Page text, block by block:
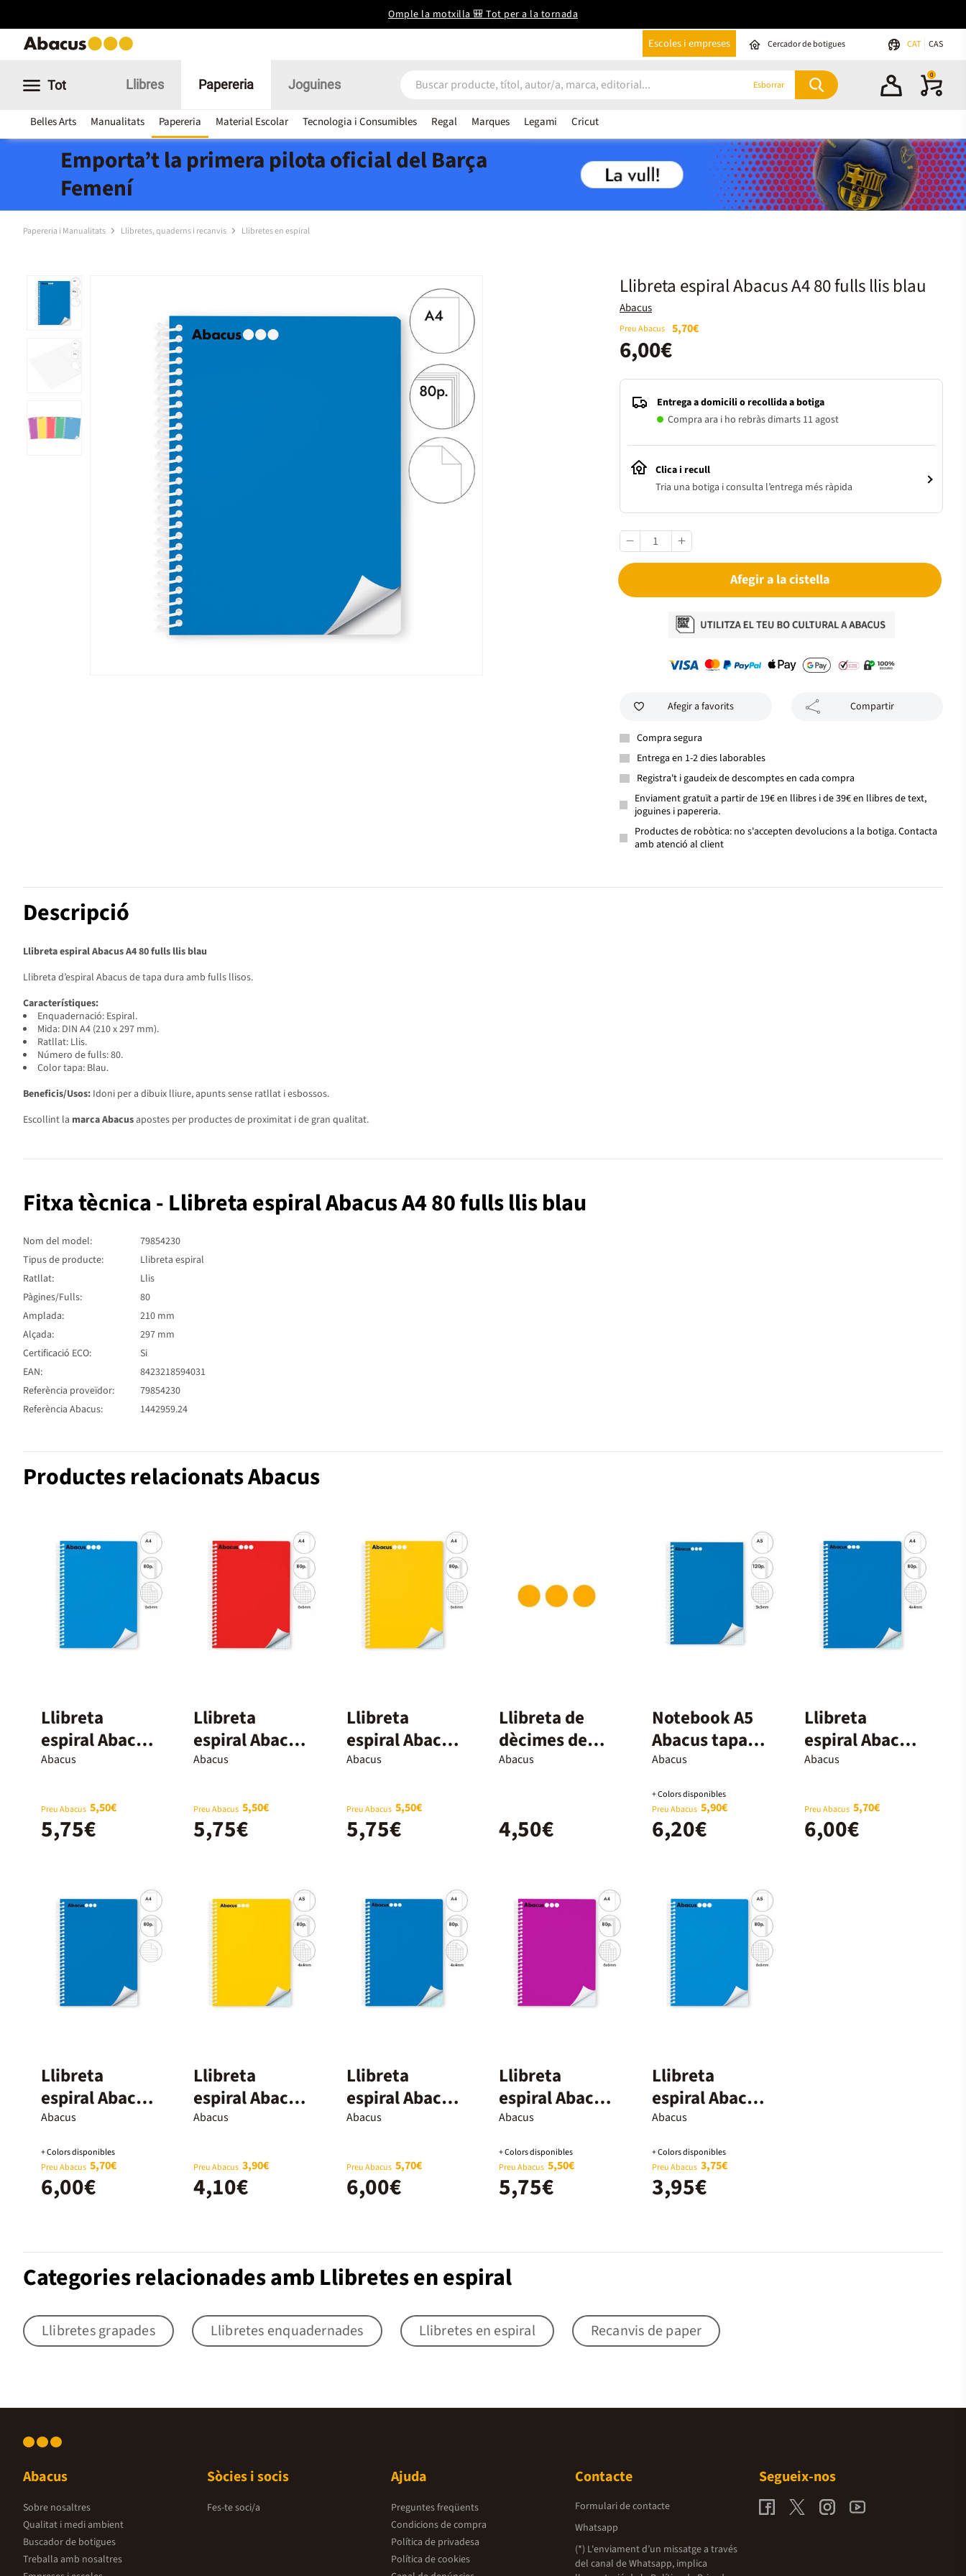
Omple la motxilla 🎒 Tot per a la tornada
Escoles i empreses Cercador de botigues CAT CAS
Tot Llibres Papereria
Belles Arts Manualitats Papereria Material Escolar Tecnologia i Consumibles Regal Marques Legami Cricut
Joguines Esborrar
0
Emporta’t la primera pilota oficial del Barça
Femení
Papereria i Manualitats Llibretes, quaderns i recanvis Llibretes en espiral
Llibreta espiral Abacus A4 80 fulls llis blau
Abacus
Preu Abacus 5,70€
6,00€
Entrega a domicili o recollida a botiga
Compra ara i ho rebràs dimarts 11 agost
Clica i recull
Tria una botiga i consulta l’entrega més ràpida
Afegir a la cistella
Afegir a favorits Compartir
Compra segura
Entrega en 1-2 dies laborables
Registra't i gaudeix de descomptes en cada compra
Enviament gratuït a partir de 19€ en llibres i de 39€ en llibres de text,
joguines i papereria.
Productes de robòtica: no s'accepten devolucions a la botiga. Contacta
amb atenció al client
Descripció
Llibreta espiral Abacus A4 80 fulls llis blau
Llibreta d’espiral Abacus de tapa dura amb fulls llisos.
Característiques:
Enquadernació: Espiral.
Mida: DIN A4 (210 x 297 mm).
Ratllat: Llis.
Número de fulls: 80.
Color tapa: Blau.
Beneficis/Usos: Idoni per a dibuix lliure, apunts sense ratllat i esbossos.
Escollint la marca Abacusapostes per productes de proximitat i de gran qualitat.
Fitxa tècnica - Llibreta espiral Abacus A4 80 fulls llis blau
Nom del model:
79854230
Tipus de producte:
Llibreta espiral
Ratllat:
Llis
Pàgines/Fulls:
80
Amplada:
210 mm
Alçada:
297 mm
Certificació ECO:
Si
EAN:
8423218594031
Referència proveïdor:
79854230
Referència Abacus:
1442959.24
Productes relacionats Abacus
Llibreta
espiral Abacus
A4 80 fulls
Abacus
Preu Abacus 5,50€
5,75€
Llibreta
espiral Abacus
A4 80 fulls
vermell
Abacus
Preu Abacus 5,50€
5,75€
Llibreta
espiral Abacus
A4 80 fulls
Abacus
Preu Abacus 5,50€
5,75€
Llibreta de
dècimes de
primària Garbí
Abacus
4,50€
Notebook A5
Abacus tapa
extradura 120
fulls 5x5 blau
Abacus
+ Colors disponibles
Preu Abacus 5,90€
6,20€
Llibreta
espiral Abacus
A4 80 fulls
Abacus
Preu Abacus 5,70€
6,00€
Llibreta
espiral Abacus
A4 80 fulls
ratlla
horitzontal
blau
Abacus
+ Colors disponibles
Preu Abacus 5,70€
6,00€
Llibreta
espiral Abacus
A5 80 fulls 4x4
Abacus
Preu Abacus 3,90€
4,10€
Llibreta
espiral Abacus
A4 80 fulls
Abacus
Preu Abacus 5,70€
6,00€
Llibreta
espiral Abacus
A4 80 fulls
6x6mm lila
Abacus
+ Colors disponibles
Preu Abacus 5,50€
5,75€
Llibreta
espiral Abacus
A5 80 fulls
6x6mm blau
Abacus
+ Colors disponibles
Preu Abacus 3,75€
3,95€
Categories relacionades amb Llibretes en espiral
Llibretes grapades Llibretes enquadernades Llibretes en espiral Recanvis de paper
Abacus
Sobre nosaltres
Qualitat i medi ambient
Buscador de botigues
Treballa amb nosaltres
Sòcies i socis
Fes-te soci/a
Ajuda
Preguntes freqüents
Condicions de compra
Política de privadesa
Política de cookies
Contacte
Formulari de contacte
Whatsapp
(*) L'enviament d’un missatge a través
del canal de Whatsapp, implica
Segueix-nos